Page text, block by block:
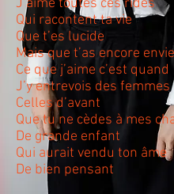
J’aime toutes ces rides
Qui racontent ta vie
Que t’es lucide
Mais que t’as encore envie
Ce que j’aime c’est quand
J’y entrevois des femmes
Celles d’avant
Que tu ne cèdes à mes
De grande enfant
Qui aurait vendu ton âme
De bien pensant